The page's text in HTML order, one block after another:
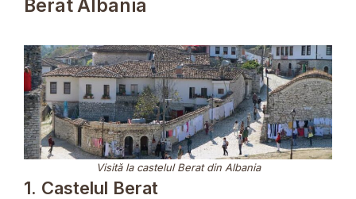
Berat Albania
Visită la castelul Berat din Albania
1. Castelul Berat